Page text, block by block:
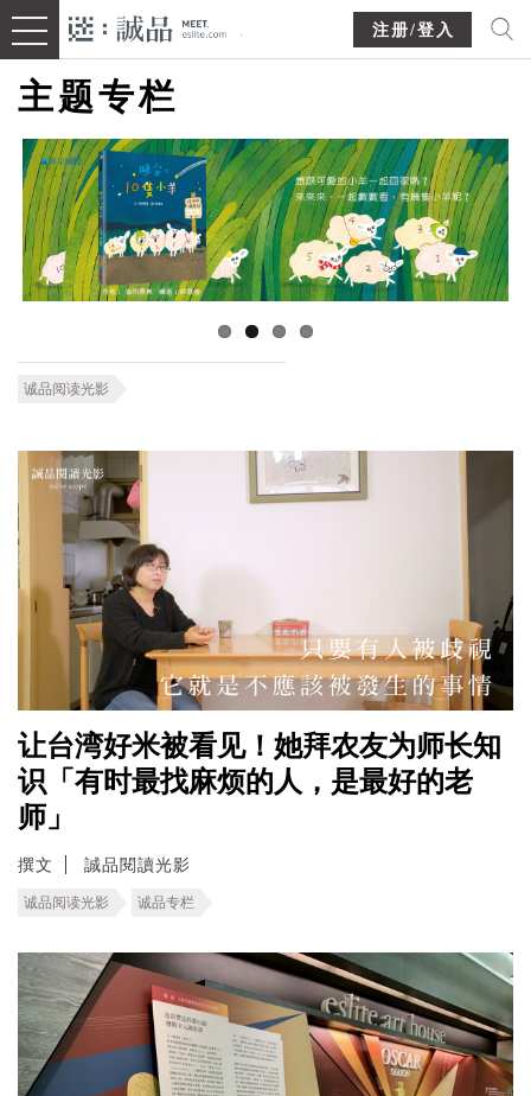
注册/登入
主题专栏
诚品阅读光影
让台湾好米被看见！她拜农友为师长知
识「有时最找麻烦的人，是最好的老
师」
撰文 誠品閱讀光影
诚品阅读光影 诚品专栏